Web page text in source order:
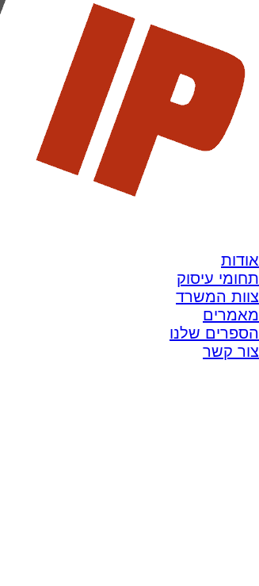
אודות
תחומי עיסוק
צוות המשרד
מאמרים
הספרים שלנו
צור קשר